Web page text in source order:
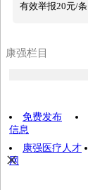
有效举报20元/条
康强栏目
免费发布
信息
康强医疗人才
网
×